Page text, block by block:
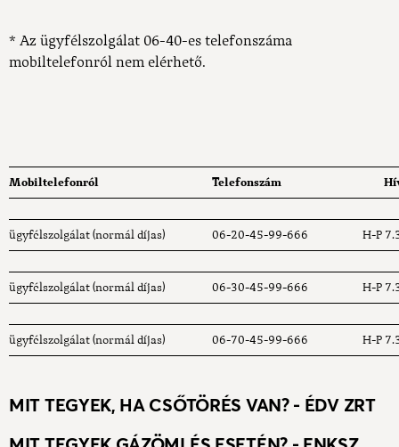
* Az ügyfélszolgálat 06-40-es telefonszáma
mobiltelefonról nem elérhető.
Mobiltelefonról Telefonszám
ügyfélszolgálat (normál díjas) 06-20-45-99-666 H-P
ügyfélszolgálat (normál díjas) 06-30-45-99-666 H-P
ügyfélszolgálat (normál díjas) 06-70-45-99-666 H-P
MIT TEGYEK, HA CSŐTÖRÉS VAN? - ÉDV ZRT